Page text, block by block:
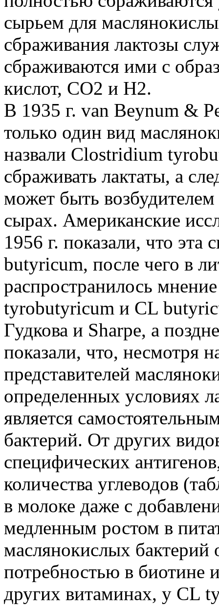
сырьем для
сбраживания лактозы
сбраживаются ими с
кислот, CO2 и H2.
В 1935 г. van Beynum &
только один вид
назвали Clostridium
сбраживать лактаты, а
может быть
сырах. Американские
1956 г. показали, что
butyricum, после чего в
распространилось
tyrobutyricum и CL
Гудкова и Sharpe, а
показали, что, несмотря
представителей
определенных условиях
является
бактерий. От других
специфических
количества углеводов
в молоке даже с
медленным ростом в
маслянокислых бактерий
потребностью в биотине
других витаминах, у CL